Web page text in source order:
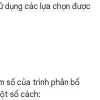
dụng các lựa chọn được
số của trình phân bổ
số cách: